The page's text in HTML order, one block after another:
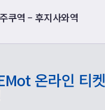
쿠역 – 후지사와역
온라인 티